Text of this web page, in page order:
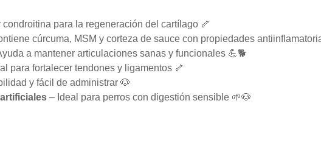
para la regeneración del cartílago 🦴
cúrcuma, MSM y corteza de sauce con propiedades
a mantener articulaciones sanas y funcionales 💪🐕
para fortalecer tendones y ligamentos 🦴
y fácil de administrar 🐶
– Ideal para perros con digestión sensible 🌱🐶